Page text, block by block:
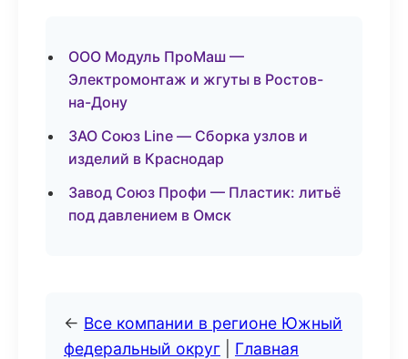
ООО Модуль ПроМаш —
Электромонтаж и жгуты в Ростов-
на-Дону
ЗАО Союз Line — Сборка узлов и
изделий в Краснодар
Завод Союз Профи — Пластик: литьё
под давлением в Омск
← Все компании в регионе Южный
федеральный округ
Главная